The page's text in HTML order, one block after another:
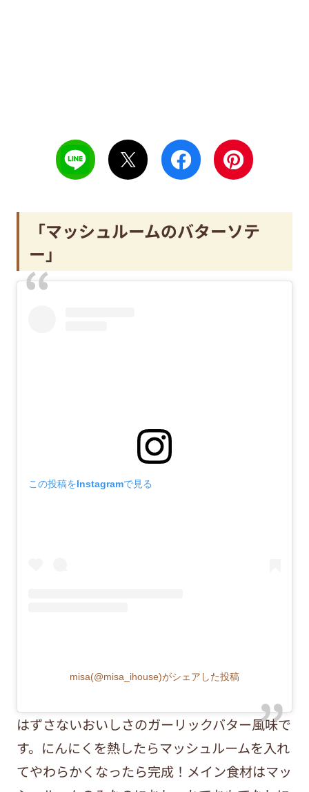
「マッシュルームのバターソテ
ー」
この投稿をInstagramで見る
misa(@misa_ihouse)がシェアした投稿
はずさないおいしさのガーリックバター風味で
す。にんにくを熱したらマッシュルームを入れ
てやわらかくなったら完成！メイン食材はマッ